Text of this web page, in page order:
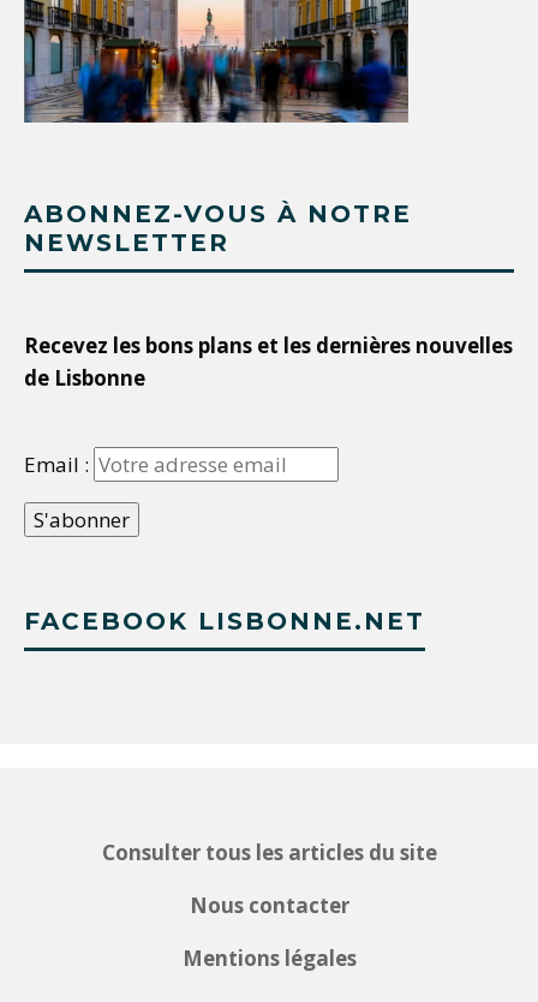
ABONNEZ-VOUS À NOTRE
NEWSLETTER
Recevez les bons plans et les dernières nouvelles
de Lisbonne
Email :
FACEBOOK LISBONNE.NET
Consulter tous les articles du site
Nous contacter
Mentions légales